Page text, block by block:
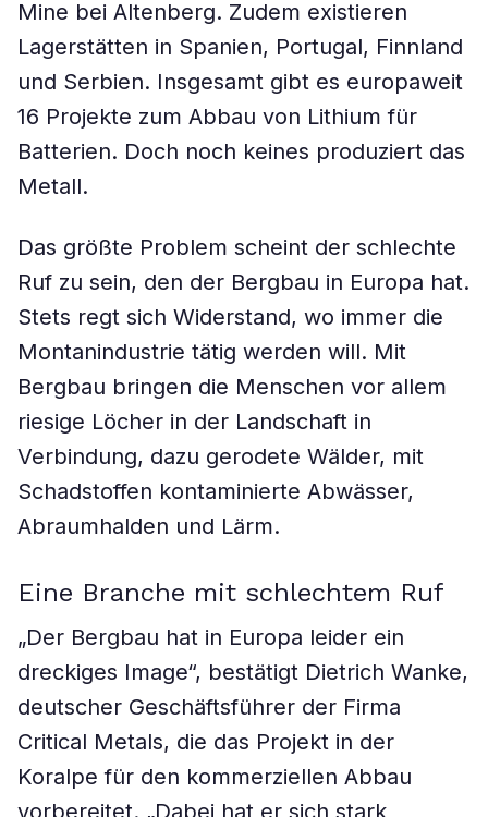
Mine bei Altenberg. Zudem existieren
Lagerstätten in Spanien, Portugal, Finnland
und Serbien. Insgesamt gibt es europaweit
16 Projekte zum Abbau von Lithium für
Batterien. Doch noch keines produziert das
Metall.
Das größte Problem scheint der schlechte
Ruf zu sein, den der Bergbau in Europa hat.
Stets regt sich Widerstand, wo immer die
Montanindustrie tätig werden will. Mit
Bergbau bringen die Menschen vor allem
riesige Löcher in der Landschaft in
Verbindung, dazu gerodete Wälder, mit
Schadstoffen kontaminierte Abwässer,
Abraumhalden und Lärm.
Eine Branche mit schlechtem Ruf
„Der Bergbau hat in Europa leider ein
dreckiges Image“, bestätigt Dietrich Wanke,
deutscher Geschäftsführer der Firma
Critical Metals, die das Projekt in der
Koralpe für den kommerziellen Abbau
vorbereitet. „Dabei hat er sich stark